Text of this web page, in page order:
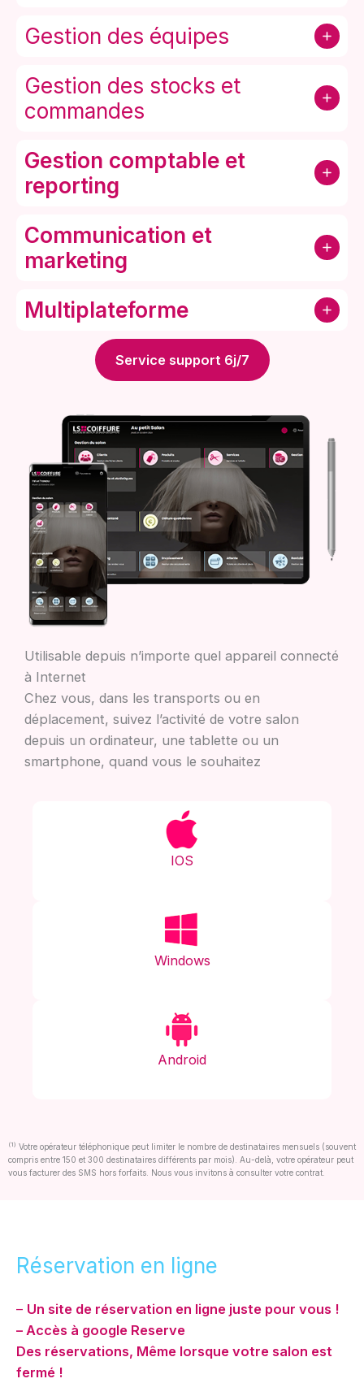
Gestion des équipes
Gestion des stocks et
commandes
Gestion comptable et
reporting
Communication et
marketing
Multiplateforme
Service support 6j/7
Utilisable depuis n’importe quel appareil connecté
à Internet
Chez vous, dans les transports ou en
déplacement, suivez l’activité de votre salon
depuis un ordinateur, une tablette ou un
smartphone, quand vous le souhaitez
IOS
Windows
Android
(1) Votre opérateur téléphonique peut limiter le nombre de destinataires mensuels (souvent
compris entre 150 et 300 destinataires différents par mois). Au-delà, votre opérateur peut
vous facturer des SMS hors forfaits. Nous vous invitons à consulter votre contrat.
Réservation en ligne
– Un site de réservation en ligne juste pour vous !
– Accès à google Reserve
Des réservations, Même lorsque votre salon est
fermé !